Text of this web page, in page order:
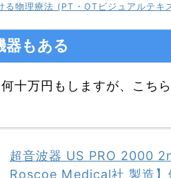
る物理療法 (PT・OTビジュアルテキ
器もある
十万円もしますが、こち
超音波器 US PRO 2000
Roscoe Medical社 製造】